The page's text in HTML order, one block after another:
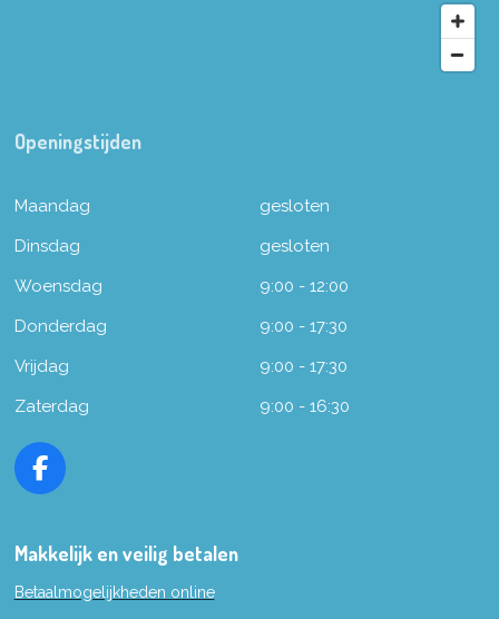
Openingstijden
Maandag
gesloten
Dinsdag
gesloten
Woensdag
9:00 - 12:00
Donderdag
9:00 - 17:30
Vrijdag
9:00 - 17:30
Zaterdag
9:00 - 16:30
F
e
o
Makkelijk en veilig betalen
Betaalmogelijkheden online